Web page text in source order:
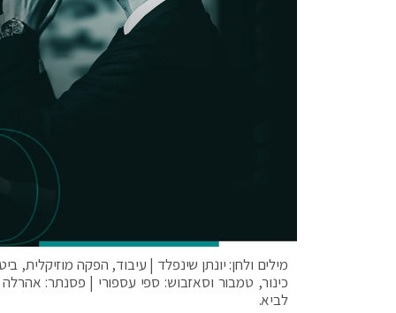
מילים ולחן: יונתן שינפלד | עיבוד, הפקה מוזיקלית,
כינור, טמבור וסאזבוש: ספי עספורי | פסנתר: אהרלה
לביא.